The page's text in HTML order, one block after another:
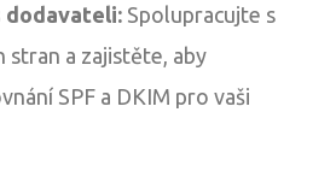
dodavateli: Spolupracujte s
a zajistěte, aby
SPF a DKIM pro vaši